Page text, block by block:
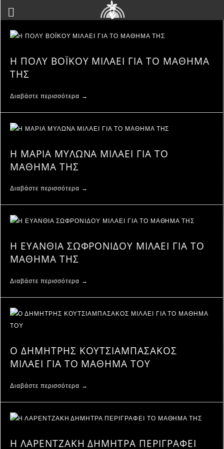
Η ΠΟΛΥ ΒΟΪΚΟΥ ΜΙΛΑΕΙ ΓΙΑ ΤΟ ΜΑΘΗΜΑ
ΤΗΣ
Διαβάστε περισσότερα →
Η ΜΑΡΙΑ ΜΥΛΩΝΑ ΜΙΛΑΕΙ ΓΙΑ ΤΟ
ΜΑΘΗΜΑ ΤΗΣ
Διαβάστε περισσότερα →
Η ΕΥΑΝΘΙΑ ΣΩΦΡΟΝΙΔΟΥ ΜΙΛΑΕΙ ΓΙΑ ΤΟ
ΜΑΘΗΜΑ ΤΗΣ
Διαβάστε περισσότερα →
Ο ΔΗΜΗΤΡΗΣ ΚΟΥΤΣΙΑΜΠΑΣΑΚΟΣ
ΜΙΛΑΕΙ ΓΙΑ ΤΟ ΜΑΘΗΜΑ ΤΟΥ
Διαβάστε περισσότερα →
Η ΛΑΡΕΝΤΖΑΚΗ ΔΗΜΗΤΡΑ ΠΕΡΙΓΡΑΦΕΙ